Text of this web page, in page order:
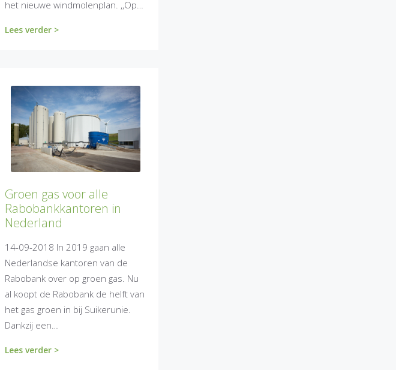
het nieuwe windmolenplan. ,,Op…
Lees verder >
Groen gas voor alle
Rabobankkantoren in
Nederland
14-09-2018 In 2019 gaan alle
Nederlandse kantoren van de
Rabobank over op groen gas. Nu
al koopt de Rabobank de helft van
het gas groen in bij Suikerunie.
Dankzij een…
Lees verder >